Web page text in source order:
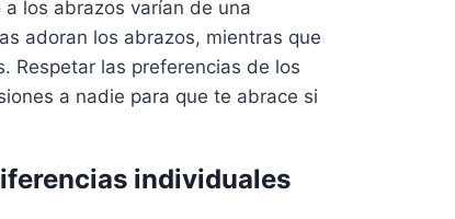
los abrazos varían de una
adoran los abrazos, mientras que
Respetar las preferencias de los
a nadie para que te abrace si
individuales